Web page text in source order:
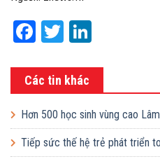
Facebook
Twitter
Các tin khác
Hơn 500 học sinh vùng cao
cao Việt Nam
Tiếp sức thế hệ trẻ phát triển